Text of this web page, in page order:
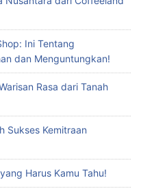
Ini Tentang
dan Menguntungkan!
Rasa dari Tanah
Sukses Kemitraan
Harus Kamu Tahu!